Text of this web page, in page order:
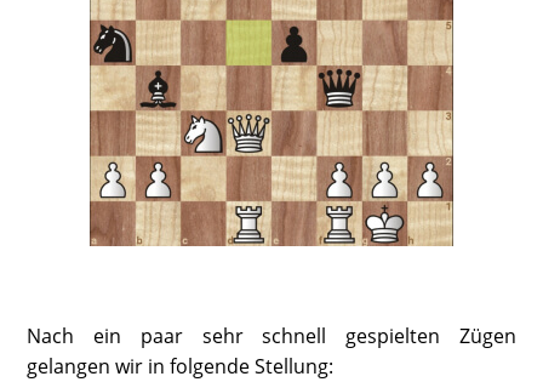
Nach ein paar sehr schnell gespielten Zügen
gelangen wir in folgende Stellung: